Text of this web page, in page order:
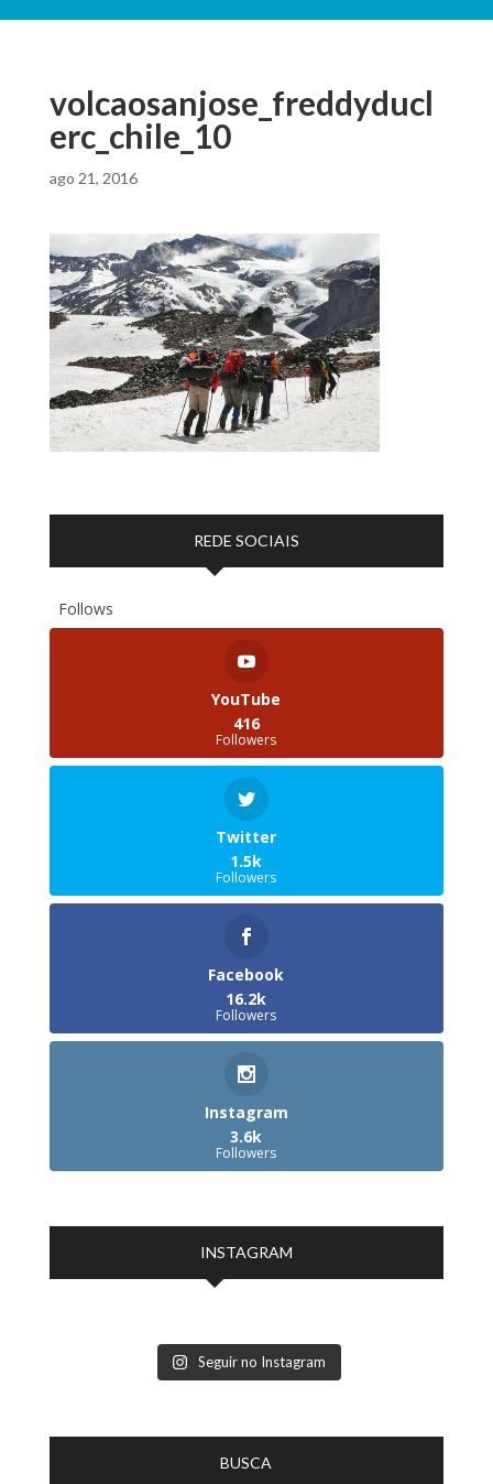
volcaosanjose_freddyducl
erc_chile_10
ago 21, 2016
REDE SOCIAIS
Follows
YouTube
416
Followers
Twitter
1.5k
Followers
Facebook
16.2k
Followers
Instagram
3.6k
Followers
INSTAGRAM
Seguir no Instagram
BUSCA